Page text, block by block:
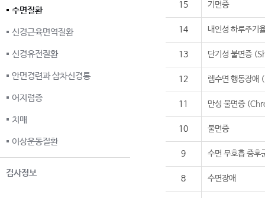
수면질환
신경근육면역질환
신경유전질환
안면경련과 삼차신경통
어지럼증
치매
이상운동질환
검사정보
15 기면증
14 내인성 하루주기
13 단기성 불면증
12 렘수면 행동장
11 만성 불면증
10 불면증
9 수면 무호흡 증후
8 수면장애